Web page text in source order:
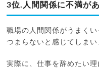
3位.人間関係に不満が
職場の人間関係がうまく
つまらないと感じてしまい
実際に、仕事を辞めたい